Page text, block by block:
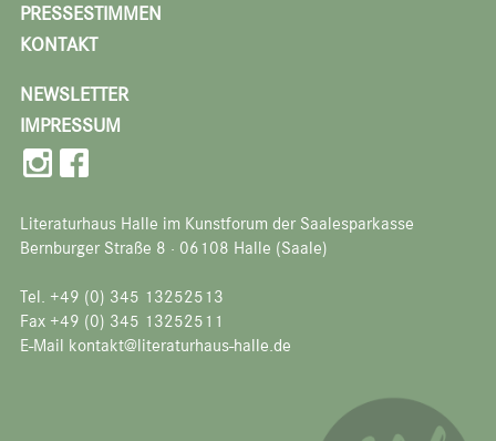
PRESSESTIMMEN
KONTAKT
NEWSLETTER
IMPRESSUM
Literaturhaus Halle im Kunstforum der Saalesparkasse
Bernburger Straße 8 · 06108 Halle (Saale)
Tel. +49 (0) 345 13252513
Fax +49 (0) 345 13252511
E-Mail kontakt@literaturhaus-halle.de